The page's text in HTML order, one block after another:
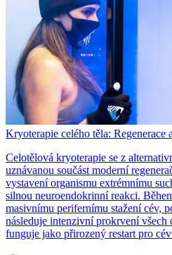
Kryoterapie celého těla: Regenerace
Celotělová kryoterapie se z
uznávanou součást moderní
vystavení organismu extrémnímu
silnou neuroendokrinní reakci.
masivnímu perifernímu stažení cév,
následuje intenzivní prokrvení všech
funguje jako přirozený restart pro